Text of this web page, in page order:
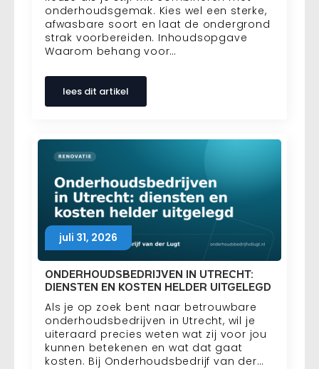
onderhoudsgemak. Kies wel een sterke,
afwasbare soort en laat de ondergrond
strak voorbereiden. Inhoudsopgave
Waarom behang voor…
lees dit artikel
ONDERHOUDSBEDRIJVEN IN UTRECHT:
DIENSTEN EN KOSTEN HELDER UITGELEGD
juli 31, 2026
Als je op zoek bent naar betrouwbare
onderhoudsbedrijven in Utrecht, wil je
uiteraard precies weten wat zij voor jou
kunnen betekenen en wat dat gaat
kosten. Bij Onderhoudsbedrijf van der…